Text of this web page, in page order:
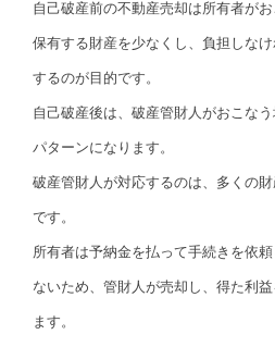
自己破産前の不動産売却は所有者がお
保有する財産を少なくし、負担しな
するのが目的です。
自己破産後は、破産管財人がおこな
パターンになります。
破産管財人が対応するのは、多くの
です。
所有者は予納金を払って手続きを依
ないため、管財人が売却し、得た利
ます。